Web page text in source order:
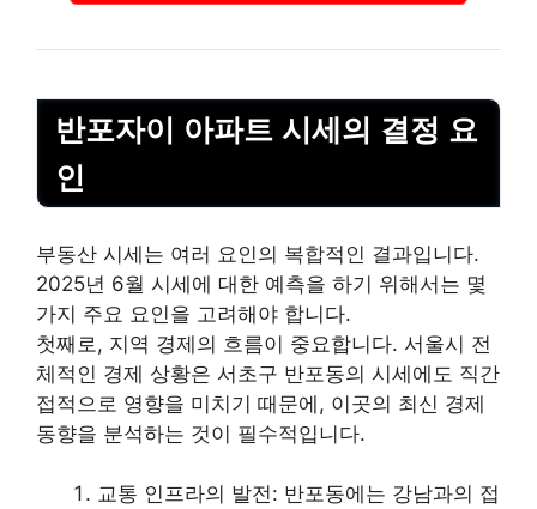
반포자이 아파트 시세의 결정 요
인
부동산 시세는 여러 요인의 복합적인 결과입니다.
2025년 6월 시세에 대한 예측을 하기 위해서는 몇
가지 주요 요인을 고려해야 합니다.
첫째로, 지역 경제의 흐름이 중요합니다. 서울시 전
체적인 경제 상황은 서초구 반포동의 시세에도 직간
접적으로 영향을 미치기 때문에, 이곳의 최신 경제
동향을 분석하는 것이 필수적입니다.
교통 인프라의 발전: 반포동에는 강남과의 접